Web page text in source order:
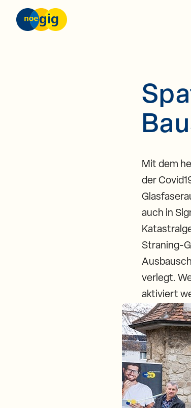
nöGIG – unser Netz. unsere Zukunft.
Mit dem
der
auch in
Straning-
verlegt.
aktiviert